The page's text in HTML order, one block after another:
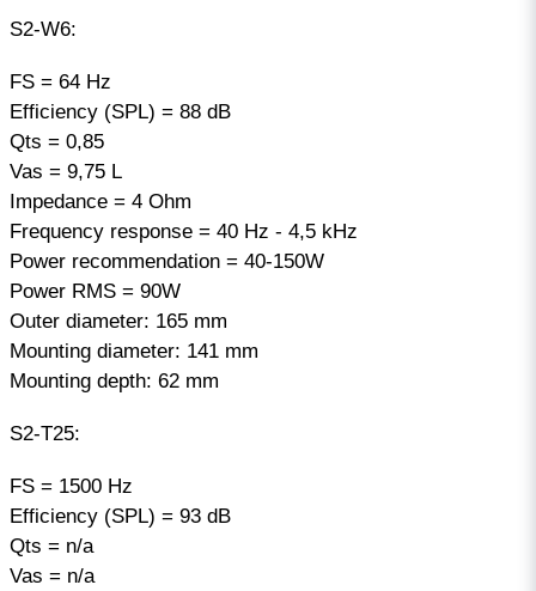
S2-W6:
FS = 64 Hz
Efficiency (SPL) = 88 dB
Qts = 0,85
Vas = 9,75 L
Impedance = 4 Ohm
Frequency response = 40 Hz - 4,5 kHz
Power recommendation = 40-150W
Power RMS = 90W
Outer diameter: 165 mm
Mounting diameter: 141 mm
Mounting depth: 62 mm
S2-T25:
FS = 1500 Hz
Efficiency (SPL) = 93 dB
Qts = n/a
Vas = n/a